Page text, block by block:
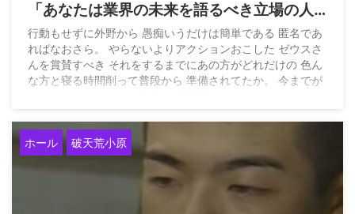
「あなたは業界の未来を語るべき立場の人
なの？」
行動もせずに外野から 愚痴いうだけは簡単である 匿名であ
ればなおさら。 やらないよりアクションおこした ゼウスさ
んを賞賛すべき それをするまでにあの方がどれだけの 色ん
な方と寝る時間削って普段から 準備されてたか。 今までが
2021 ※前夜、小原店長はTwitterスペースにてホール店長VS
専業というトーク企画に参加していた感想
ホール 破天荒小原